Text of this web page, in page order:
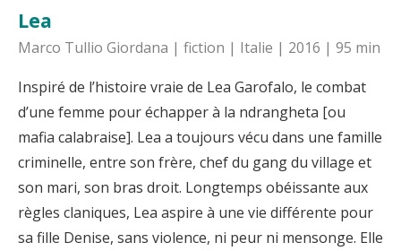
Lea
Marco Tullio Giordana | fiction | Italie | 2016 | 95 min
Inspiré de l’histoire vraie de Lea Garofalo, le combat
d’une femme pour échapper à la ndrangheta [ou
mafia calabraise]. Lea a toujours vécu dans une famille
criminelle, entre son frère, chef du gang du village et
son mari, son bras droit. Longtemps obéissante aux
règles claniques, Lea aspire à une vie différente pour
sa fille Denise, sans violence, ni peur ni mensonge. Elle